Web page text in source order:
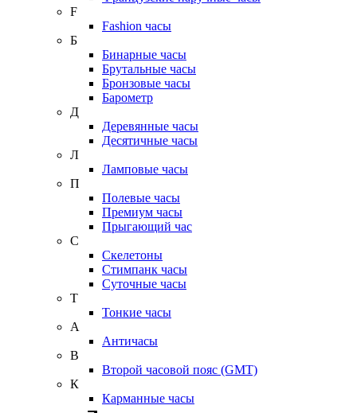
F
Fashion часы
Б
Бинарные часы
Брутальные часы
Бронзовые часы
Барометр
Д
Деревянные часы
Десятичные часы
Л
Ламповые часы
П
Полевые часы
Премиум часы
Прыгающий час
С
Скелетоны
Стимпанк часы
Суточные часы
Т
Тонкие часы
А
Античасы
В
Второй часовой пояс (GMT)
К
Карманные часы